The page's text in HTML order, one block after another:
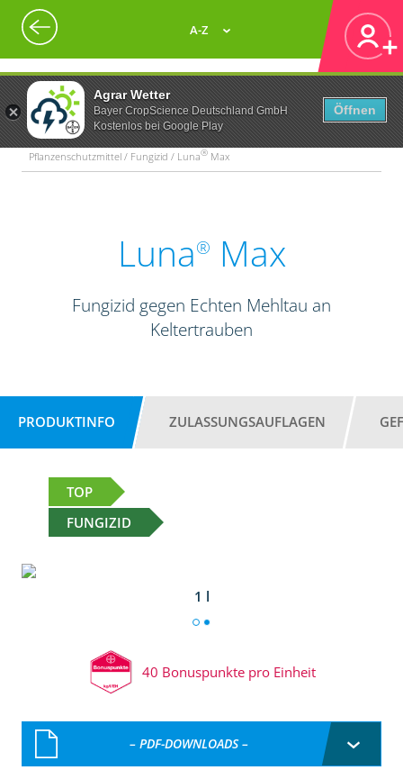
Agrar Wetter
Bayer CropScience Deutschland GmbH
Kostenlos bei Google Play
Öffnen
A-Z
Pflanzenschutzmittel / Fungizid / Luna® Max
Luna® Max
Fungizid gegen Echten Mehltau an
Keltertrauben
PRODUKTINFO ZULASSUNGSAUFLAGEN
TOP
FUNGIZID
1 l
40 Bonuspunkte pro Einheit
– PDF-DOWNLOADS –